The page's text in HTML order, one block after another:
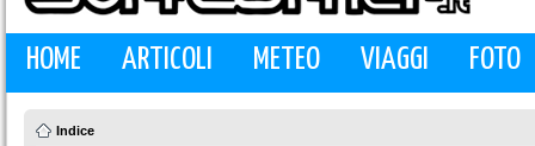
HOME ARTICOLI METEO VIAGGI FOTO
Indice